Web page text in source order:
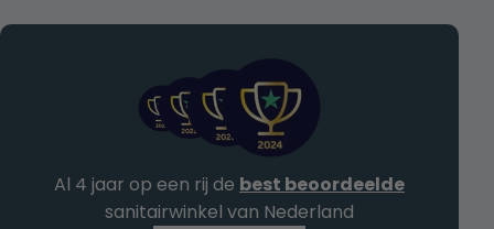
Al 4 jaar op een rij de best beoordeelde
sanitairwinkel van Nederland